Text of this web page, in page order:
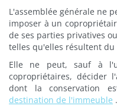
L'assemblée générale ne
imposer à un
de ses parties privatives
telles qu'elles résultent
Elle ne peut, sauf à
copropriétaires, décider
dont la conservation
destination de l'immeuble .